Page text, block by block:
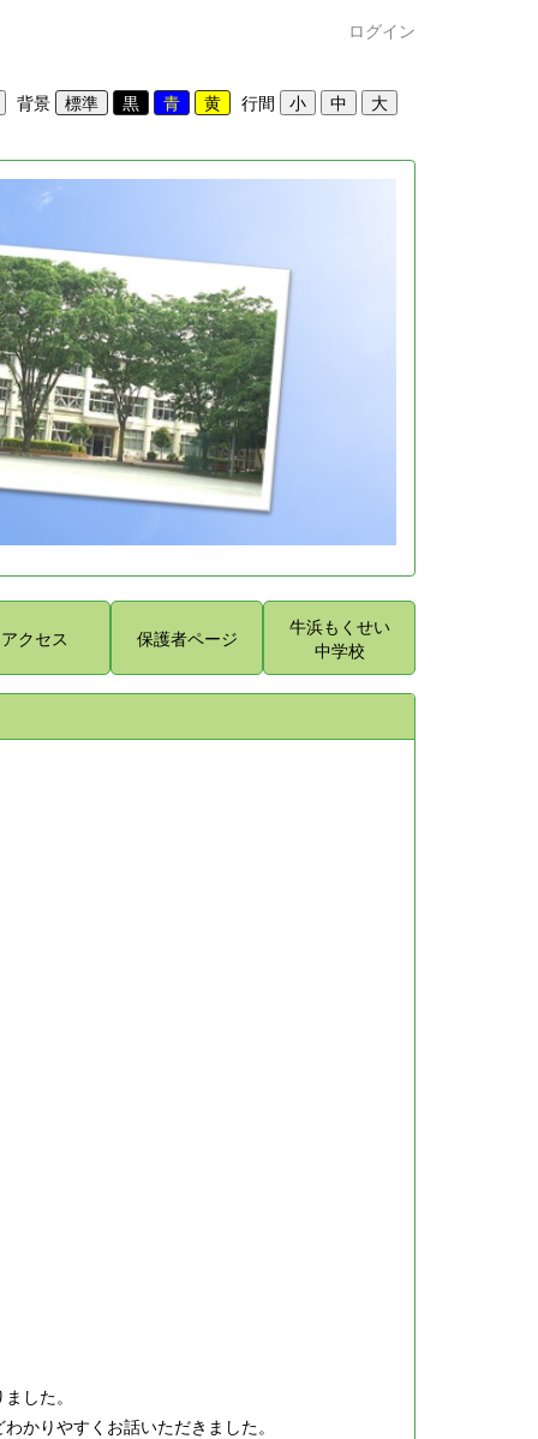
ログイン
背景 行間
アクセス 保護者ページ
牛浜もくせい
中学校
した。
かりやすくお話いただきました。